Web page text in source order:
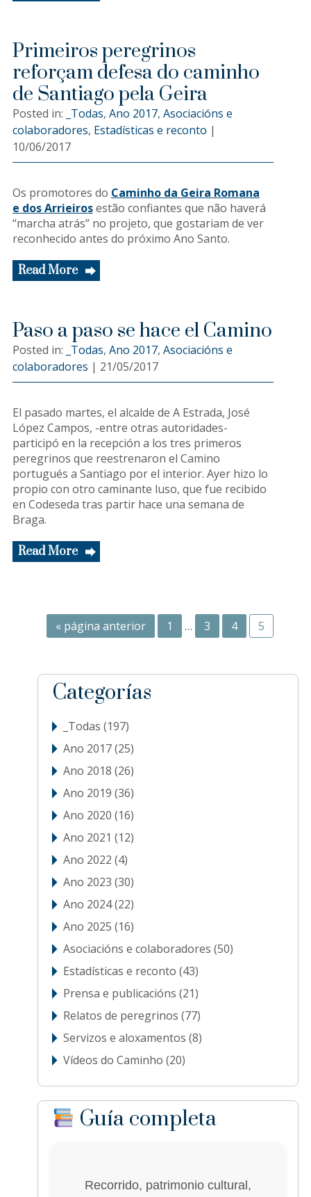
Primeiros peregrinos
reforçam defesa do caminho
de Santiago pela Geira
Posted in: _Todas, Ano 2017, Asociacións e
colaboradores, Estadísticas e reconto |
10/06/2017
Os promotores do Caminho da Geira Romana
e dos Arrieirosestão confiantes que não haverá
“marcha atrás” no projeto, que gostariam de ver
reconhecido antes do próximo Ano Santo.
Read More
Paso a paso se hace el Camino
Posted in: _Todas, Ano 2017, Asociacións e
colaboradores | 21/05/2017
El pasado martes, el alcalde de A Estrada, José
López Campos, -entre otras autoridades-
participó en la recepción a los tres primeros
peregrinos que reestrenaron el Camino
portugués a Santiago por el interior. Ayer hizo lo
propio con otro caminante luso, que fue recibido
en Codeseda tras partir hace una semana de
Braga.
Read More
« Ir
a
página anterior Página
1
Páginas
intermedias
… Página
3 Página
4 Página
5
sidebar
Blog
Sidebar
Categorías
_Todas (197)
Ano 2017(25)
Ano 2018 (26)
Ano 2019 (36)
Ano 2020 (16)
Ano 2021 (12)
Ano 2022 (4)
Ano 2023 (30)
Ano 2024(22)
Ano 2025 (16)
Asociacións e colaboradores (50)
Estadísticas e reconto (43)
Prensa e publicacións (21)
Relatos de peregrinos (77)
Servizos e aloxamentos (8)
Vídeos do Caminho (20)
Guía completa
Recorrido, patrimonio cultural,